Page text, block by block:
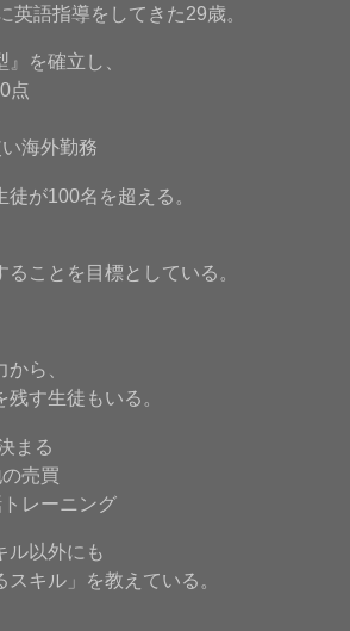
英語指導をしてきた29歳。
を確立し、
点
海外勤務
が100名を超える。
ことを目標としている。
ら、
す生徒もいる。
まる
売買
レーニング
ル以外にも
スキル」を教えている。